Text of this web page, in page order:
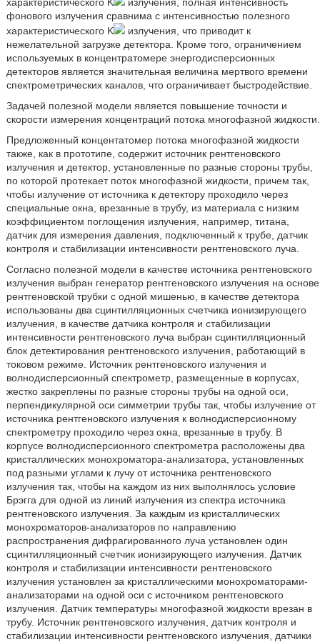
фонового излучения сравнима с интенсивностью полезного
характеристического K
излучения, что приводит к
нежелательной загрузке детектора. Кроме того, ограничением
используемых в концентратомере энергодисперсионных
детекторов является значительная величина мертвого времени
спектрометрических каналов, что ограничивает быстродействие.
Задачей полезной модели является повышение точности и
скорости измерения концентраций потока многофазной жидкости.
Предложенный концентатомер потока многофазной жидкости
также, как в прототипе, содержит источник рентгеновского
излучения и детектор, установленные по разные стороны трубы,
по которой протекает поток многофазной жидкости, причем так,
чтобы излучение от источника к детектору проходило через
специальные окна, врезанные в трубу, из материала с низким
коэффициентом поглощения излучения, например, титана,
датчик для измерения давления, подключенный к трубе, датчик
контроля и стабилизации интенсивности рентгеновского луча.
Согласно полезной модели в качестве источника рентгеновского
излучения выбран генератор рентгеновского излучения на основе
рентгеновской трубки с одной мишенью, в качестве детектора
использованы два сцинтилляционных счетчика ионизирующего
излучения, в качестве датчика контроля и стабилизации
интенсивности рентгеновского луча выбран сцинтилляционный
блок детектирования рентгеновского излучения, работающий в
токовом режиме. Источник рентгеновского излучения и
волнодисперсионный спектрометр, размещенные в корпусах,
жестко закреплены по разные стороны трубы на одной оси,
перпендикулярной оси симметрии трубы так, чтобы излучение от
источника рентгеновского излучения к волнодисперсионному
спектрометру проходило через окна, врезанные в трубу. В
корпусе волнодисперсионного спектрометра расположены два
кристаллических монохроматора-анализатора, установленных
под разными углами к лучу от источника рентгеновского
излучения так, чтобы на каждом из них выполнялось условие
Брэгга для одной из линий излучения из спектра источника
рентгеновского излучения. За каждым из кристаллических
монохроматоров-анализаторов по направлению
распространения дифрагированного луча установлен один
сцинтилляционный счетчик ионизирующего излучения. Датчик
контроля и стабилизации интенсивности рентгеновского
излучения установлен за кристаллическими монохроматорами-
анализаторами на одной оси с источником рентгеновского
излучения. Датчик температуры многофазной жидкости врезан в
трубу. Источник рентгеновского излучения, датчик контроля и
стабилизации интенсивности рентгеновского излучения, датчики